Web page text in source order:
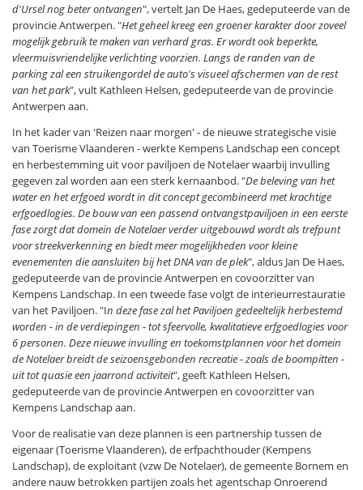
d'Ursel nog beter ontvangen", vertelt Jan De Haes, gedeputeerde van de
provincie Antwerpen. "Het geheel kreeg een groener karakter door zoveel
mogelijk gebruik te maken van verhard gras. Er wordt ook beperkte,
vleermuisvriendelijke verlichting voorzien. Langs de randen van de
parking zal een struikengordel de auto's visueel afschermen van de rest
van het park", vult Kathleen Helsen, gedeputeerde van de provincie
Antwerpen aan.
In het kader van 'Reizen naar morgen' - de nieuwe strategische visie
van Toerisme Vlaanderen - werkte Kempens Landschap een concept
en herbestemming uit voor paviljoen de Notelaer waarbij invulling
gegeven zal worden aan een sterk kernaanbod. "De beleving van het
water en het erfgoed wordt in dit concept gecombineerd met krachtige
erfgoedlogies. De bouw van een passend ontvangstpaviljoen in een eerste
fase zorgt dat domein de Notelaer verder uitgebouwd wordt als trefpunt
voor streekverkenning en biedt meer mogelijkheden voor kleine
evenementen die aansluiten bij het DNA van de plek", aldus Jan De Haes,
gedeputeerde van de provincie Antwerpen en covoorzitter van
Kempens Landschap. In een tweede fase volgt de interieurrestauratie
van het Paviljoen. "In deze fase zal het Paviljoen gedeeltelijk herbestemd
worden - in de verdiepingen - tot sfeervolle, kwalitatieve erfgoedlogies voor
6 personen. Deze nieuwe invulling en toekomstplannen voor het domein
de Notelaer breidt de seizoensgebonden recreatie - zoals de boompitten -
uit tot quasie een jaarrond activiteit", geeft Kathleen Helsen,
gedeputeerde van de provincie Antwerpen en covoorzitter van
Kempens Landschap aan.
Voor de realisatie van deze plannen is een partnership tussen de
eigenaar (Toerisme Vlaanderen), de erfpachthouder (Kempens
Landschap), de exploitant (vzw De Notelaer), de gemeente Bornem en
andere nauw betrokken partijen zoals het agentschap Onroerend